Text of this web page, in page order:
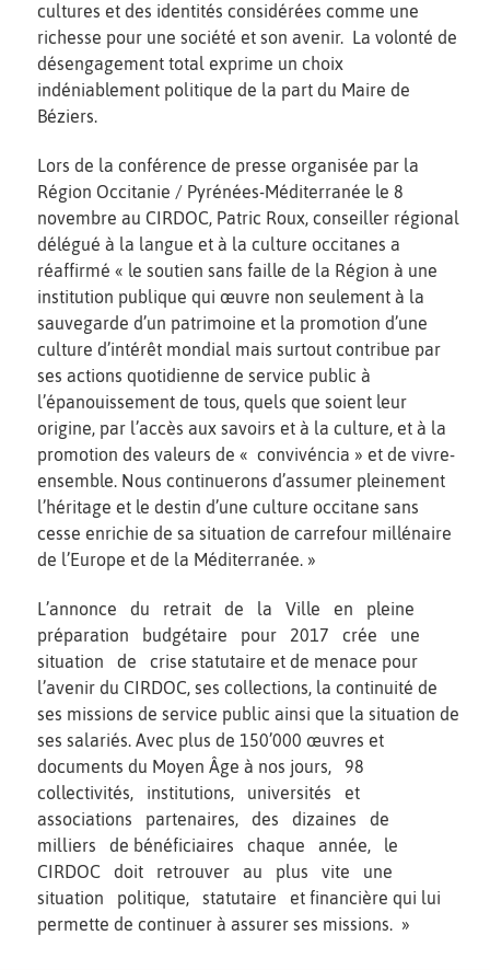
cultures et des identités considérées comme une
richesse pour une société et son avenir. La volonté de
désengagement total exprime un choix
indéniablement politique de la part du Maire de
Béziers.
Lors de la conférence de presse organisée par la
Région Occitanie / Pyrénées-Méditerranée le 8
novembre au CIRDOC, Patric Roux, conseiller régional
délégué à la langue et à la culture occitanes a
réaffirmé « le soutien sans faille de la Région à une
institution publique qui œuvre non seulement à la
sauvegarde d’un patrimoine et la promotion d’une
culture d’intérêt mondial mais surtout contribue par
ses actions quotidienne de service public à
l’épanouissement de tous, quels que soient leur
origine, par l’accès aux savoirs et à la culture, et à la
promotion des valeurs de « convivéncia » et de vivre-
ensemble. Nous continuerons d’assumer pleinement
l’héritage et le destin d’une culture occitane sans
cesse enrichie de sa situation de carrefour millénaire
de l’Europe et de la Méditerranée. »
L’annonce du retrait de la Ville en pleine
préparation budgétaire pour 2017 crée une
situation de crise statutaire et de menace pour
l’avenir du CIRDOC, ses collections, la continuité de
ses missions de service public ainsi que la situation de
ses salariés. Avec plus de 150’000 œuvres et
documents du Moyen Âge à nos jours, 98
collectivités, institutions, universités et
associations partenaires, des dizaines de
milliers de bénéficiaires chaque année, le
CIRDOC doit retrouver au plus vite une
situation politique, statutaire et financière qui lui
permette de continuer à assurer ses missions. »